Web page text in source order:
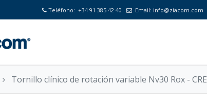
Teléfono: +34 91 385 42 40 Email: info@ziacom.com
Tornillo clínico de rotación variable Nv30 Rox - CRE